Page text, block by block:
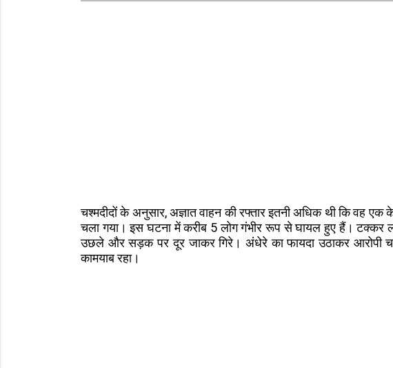
चश्मदीदों के अनुसार, अज्ञात वाहन की रफ्तार इतनी अधिक थी कि वह एक
चला गया। इस घटना में करीब 5 लोग गंभीर रूप से घायल हुए हैं। टक्कर
उछले और सड़क पर दूर जाकर गिरे। अंधेरे का फायदा उठाकर आरोपी
कामयाब रहा।